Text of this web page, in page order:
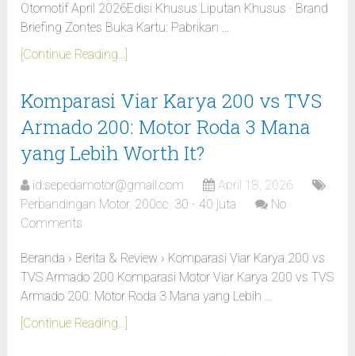
Otomotif April 2026Edisi Khusus Liputan Khusus · Brand
Briefing Zontes Buka Kartu: Pabrikan …
[Continue Reading...]
Komparasi Viar Karya 200 vs TVS
Armado 200: Motor Roda 3 Mana
yang Lebih Worth It?
id.sepedamotor@gmail.com
April 18, 2026
Perbandingan Motor, 200cc, 30 - 40 juta
No
Comments
Beranda › Berita & Review › Komparasi Viar Karya 200 vs
TVS Armado 200 Komparasi Motor Viar Karya 200 vs TVS
Armado 200: Motor Roda 3 Mana yang Lebih …
[Continue Reading...]